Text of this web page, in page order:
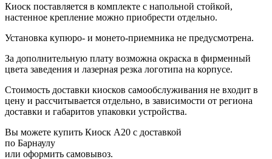
Киоск поставляется в комплекте с напольной стойкой,
настенное крепление можно приобрести отдельно.
Установка купюро- и монето-приемника не предусмотрена.
За дополнительную плату возможна окраска в фирменный
цвета заведения и лазерная резка логотипа на корпусе.
Стоимость доставки киосков самообслуживания не входит в
цену и рассчитывается отдельно, в зависимости от региона
доставки и габаритов упаковки устройства.
Вы можете купить Киоск А20 с доставкой
по Барнаулу
или оформить самовывоз.